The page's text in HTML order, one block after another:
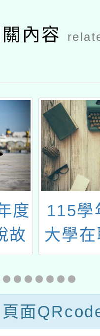
內容
度
故
實
115學
大學
語教
班小
頁面